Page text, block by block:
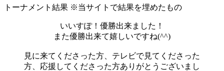
トーナメント結果 ※当サイトで結果を埋めたもの
いいすぽ！優勝出来ました！
また優勝出来て嬉しいですね(^^)
見に来てくださった方、テレビで見てくださった
方、応援してくださった方ありがとうございまし